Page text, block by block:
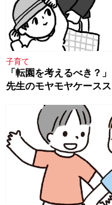
子育て
「転園を考えるべき？
先生のモヤモヤケース